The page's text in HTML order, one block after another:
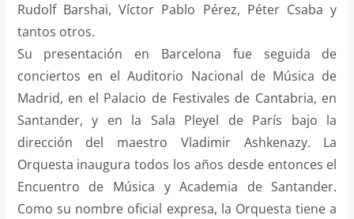
Rudolf Barshai, Víctor Pablo Pérez, Péter Csaba y
tantos otros.
Su presentación en Barcelona fue seguida de
conciertos en el Auditorio Nacional de Música de
Madrid, en el Palacio de Festivales de Cantabria, en
Santander, y en la Sala Pleyel de París bajo la
dirección del maestro Vladimir Ashkenazy. La
Orquesta inaugura todos los años desde entonces el
Encuentro de Música y Academia de Santander.
Como su nombre oficial expresa, la Orquesta tiene a